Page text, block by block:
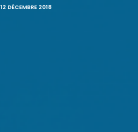
12 DÉCEMBRE 2018